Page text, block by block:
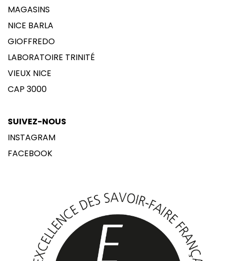
MAGASINS
NICE BARLA
GIOFFREDO
LABORATOIRE TRINITÉ
VIEUX NICE
CAP 3000
SUIVEZ-NOUS
INSTAGRAM
FACEBOOK